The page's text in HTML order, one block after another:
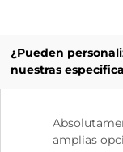
¿Pueden
nuestras
amplias